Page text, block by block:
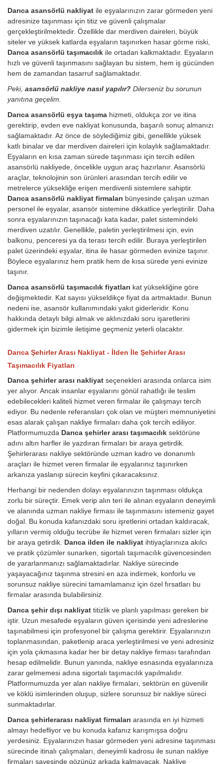
Darıca asansörlü nakliyat ile eşyalarınızın zarar görmeden yeni
adresinize taşınması için titiz ve güvenli çalışmalar
gerçekleştirilmektedir. Özellikle dar merdiven daireleri, büyük
siteler ve yüksek katlarda eşyaların taşınırken hasar görme riski,
Darıca asansörlü taşımacılık ile ortadan kalkmaktadır. Eşyaların
hızlı ve güvenli taşınmasını sağlayan bu sistem, hem iş gücünden
hem de zamandan tasarruf sağlamaktadır.
Peki, asansörlü nakliye nasıl yapılır? Dilerseniz bu sorunun
yanıtına geçelim.
Darıca asansörlü eşya taşıma hizmeti, oldukça zor ve itina
gerektirip, evden eve nakliyat konusunda, başarılı sonuç almanızı
sağlamaktadır. Az önce de söylediğimiz gibi, genellikle yüksek
katlı binalar ve dar merdiven daireleri için kolaylık sağlamaktadır.
Eşyaların en kısa zaman sürede taşınması için tercih edilen
asansörlü nakliyede, öncelikle uygun araç hazırlanır. Asansörlü
araçlar, teknolojinin son ürünleri arasından tercih edilir ve
metrelerce yüksekliğe erişen merdivenli sistemlere sahiptir.
Darıca asansörlü nakliyat firmaları bünyesinde çalışan uzman
personel ile eşyalar, asansör sistemine dikkatlice yerleştirilir. Daha
sonra eşyalarınızın taşınacağı kata kadar, palet sistemindeki
merdiven uzatılır. Genellikle, paletin yerleştirilmesi için, evin
balkonu, penceresi ya da terası tercih edilir. Buraya yerleştirilen
palet üzerindeki eşyalar, itina ile hasar görmeden evinize taşınır.
Böylece eşyalarınız hem pratik hem de kısa sürede yeni evinize
taşınır.
Darıca asansörlü taşımacılık fiyatları kat yüksekliğine göre
değişmektedir. Kat sayısı yükseldikçe fiyat da artmaktadır. Bunun
nedeni ise, asansör kullanımındaki yakıt giderleridir. Konu
hakkında detaylı bilgi almak ve aklınızdaki soru işaretlerini
gidermek için bizimle iletişime geçmeniz yeterli olacaktır.
Darıca Şehirler Arası Nakliyat - İlden İle Şehirler Arası
Taşımacılık Fiyatları
Darıca şehirler arası nakliyat seçenekleri arasında onlarca isim
yer alıyor. Ancak insanlar eşyalarını gönül rahatlığı ile teslim
edebilecekleri kaliteli hizmet veren firmalar ile çalışmayı tercih
ediyor. Bu nedenle referansları çok olan ve müşteri memnuniyetini
esas alarak çalışan nakliye firmaları daha çok tercih ediliyor.
Platformumuzda Darıca şehirler arası taşımacılık sektörüne
adını altın harfler ile yazdıran firmaları bir araya getirdik.
Şehirlerarası nakliye sektöründe uzman kadro ve donanımlı
araçları ile hizmet veren firmalar ile eşyalarınız taşınırken
arkanıza yaslanıp sürecin keyfini çıkaracaksınız.
Herhangi bir nedenden dolayı eşyalarınızın taşınması oldukça
zorlu bir süreçtir. Emek verip alın teri ile alınan eşyaların deneyimli
ve alanında uzman nakliye firması ile taşınmasını istemeniz gayet
doğal. Bu konuda kafanızdaki soru işretlerini ortadan kaldıracak,
yılların vermiş olduğu tecrübe ile hizmet veren firmaları sizler için
bir araya getirdik. Darıca ilden ile nakliyat ihtiyaçlarınıza akılcı
ve pratik çözümler sunarken, sigortalı taşımacılık güvencesinden
de yararlanmanızı sağlamaktadırlar. Nakliye sürecinde
yaşayacağınız taşınma stresini en aza indirmek, konforlu ve
sorunsuz nakliye sürecini tamamlamanız için özel fırsatları bu
firmalar arasında bulabilirsiniz.
Darıca şehir dışı nakliyat titizlik ve planlı yapılması gereken bir
iştir. Uzun mesafede eşyaların güven içerisinde yeni adreslerine
taşınabilmesi için profesyonel bir çalışma gerektirir. Eşyalarınızın
toplanmasından, paketlenip araca yerleştirilmesi ve yeni adresiniz
için yola çıkmasına kadar her bir detay nakliye firması tarafından
hesap edilmelidir. Bunun yanında, nakliye esnasında eşyalarınıza
zarar gelmemesi adına sigortalı taşımacılık yapılmalıdır.
Platformumuzda yer alan nakliye firmaları, sektörün en güvenilir
ve köklü isimlerinden oluşup, sizlere sorunsuz bir nakliye süreci
sunmaktadırlar.
Darıca şehirlerarası nakliyat firmaları arasında en iyi hizmeti
almayı hedefliyor ve bu konuda kafanız karışmışsa doğru
yerdesiniz. Eşyalarınızın hasar görmeden yeni adresine taşınması
sürecinde itinalı çalışmaları, deneyimli kadrosu ile sunan nakliye
firmaları sayesinde gözünüz arkada kalmayacak. Nakliye